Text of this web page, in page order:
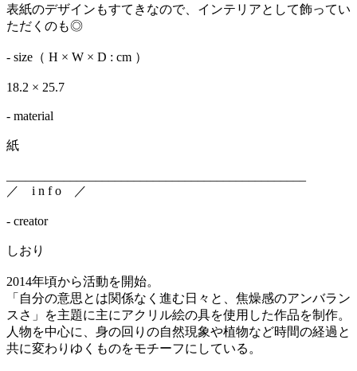
表紙のデザインもすてきなので、インテリアとして飾ってい
ただくのも◎
- size（ H × W × D : cm ）
18.2 × 25.7
- material
紙
／ i n f o ／
- creator
しおり
2014年頃から活動を開始。
「自分の意思とは関係なく進む日々と、焦燥感のアンバラン
スさ」を主題に主にアクリル絵の具を使用した作品を制作。
人物を中心に、身の回りの自然現象や植物など時間の経過と
共に変わりゆくものをモチーフにしている。